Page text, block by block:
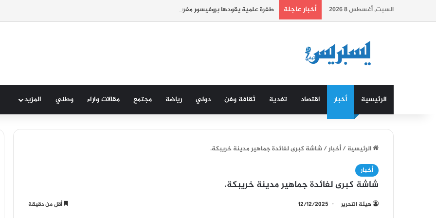
السبت, أغسطس 8 2026 أخبار عاجلة طفرة علمية يقودها بروفيسور مغربي في مرض الزهايمر.
الرئيسية أخبار اقتصاد تغدية ثقافة وفن دولي رياضة مجتمع مقالات واراء وطني المزيد
الرئيسية/أخبار/ شاشة كبرى لفائدة جماهير مدينة خريبكة.
أخبار
شاشة كبرى لفائدة جماهير مدينة خريبكة.
هيئة التحرير 12/12/2025 أقل من دقيقة